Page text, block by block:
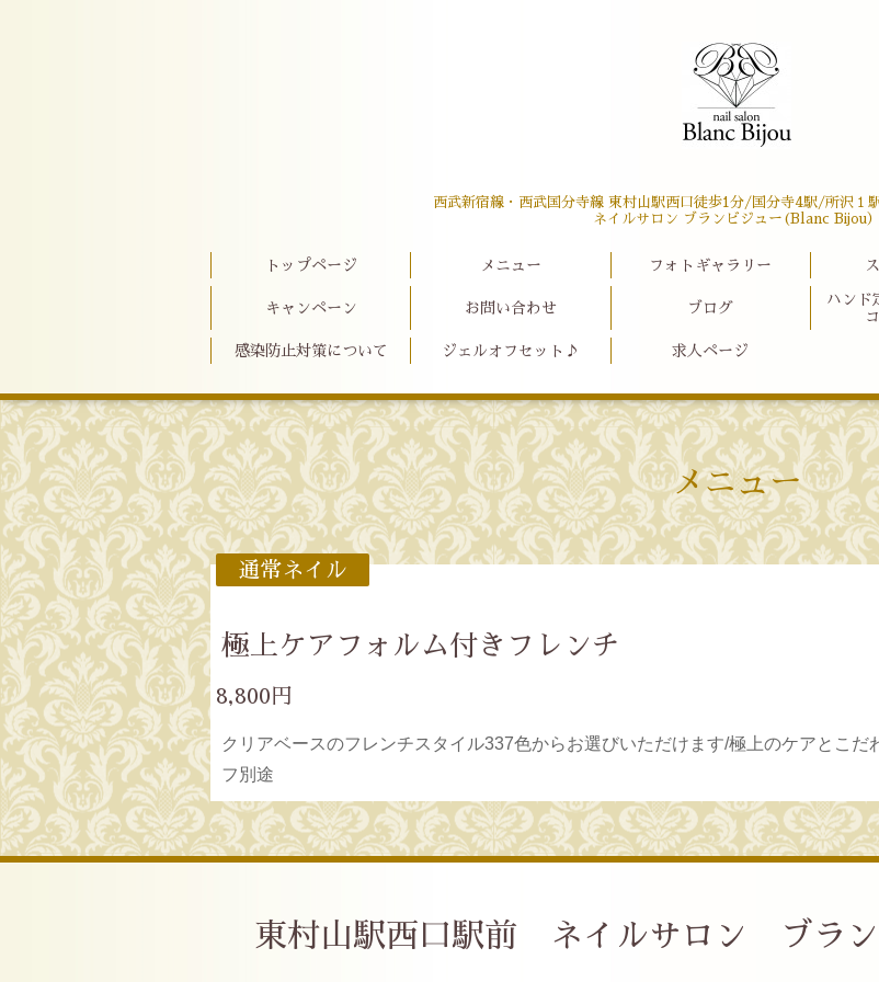
西武新宿線・西武国分寺線 東村山駅西口徒歩1分/国分寺4駅/所沢１
ネイルサロン ブランビジュー(Blanc Bijou）
トップページ メニュー フォトギャラリー
キャンペーン お問い合わせ ブログ
ハンド
感染防止対策について ジェルオフセット♪ 求人ページ
メニュー
通常ネイル
極上ケアフォルム付きフレンチ
8,800円
クリアベースのフレンチスタイル337色からお選びいただけます/極上のケアとこ
フ別途
東村山駅西口駅前 ネイルサロン ブラ